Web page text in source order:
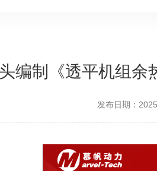
编制《透平机组
发布日期：